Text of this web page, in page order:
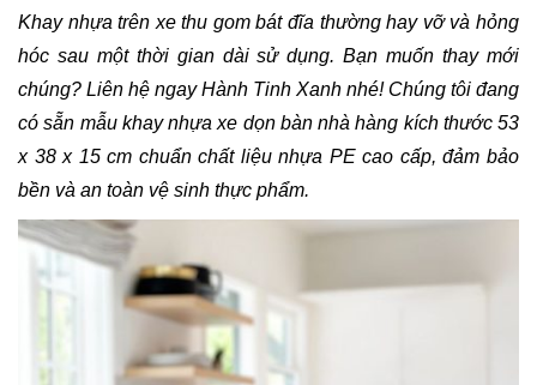
Khay nhựa trên xe thu gom bát đĩa thường hay vỡ và hỏng
hóc sau một thời gian dài sử dụng. Bạn muốn thay mới
chúng? Liên hệ ngay Hành Tinh Xanh nhé! Chúng tôi đang
có sẵn mẫu khay nhựa xe dọn bàn nhà hàng kích thước 53
x 38 x 15 cm chuẩn chất liệu nhựa PE cao cấp, đảm bảo
bền và an toàn vệ sinh thực phẩm.